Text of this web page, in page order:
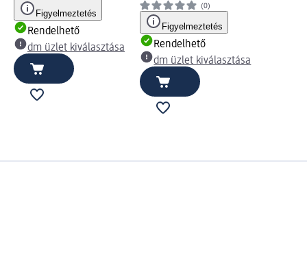
Figyelmeztetés
Rendelhető
dm üzlet kiválasztása
(0)
Figyelmeztetés
Rendelhető
dm üzlet kiválasztása